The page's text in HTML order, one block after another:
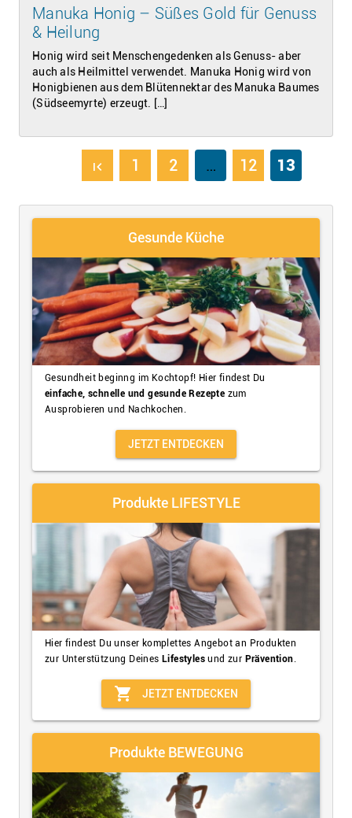
Manuka Honig – Süßes Gold für Genuss
& Heilung
Honig wird seit Menschengedenken als Genuss- aber
auch als Heilmittel verwendet. Manuka Honig wird von
Honigbienen aus dem Blütennektar des Manuka Baumes
(Südseemyrte) erzeugt. […]
first_page 1 2 … 12 13
Gesunde Küche
Gesundheit beginng im Kochtopf! Hier findest Du
einfache, schnelle und gesunde Rezepte zum
Ausprobieren und Nachkochen.
JETZT ENTDECKEN
Produkte LIFESTYLE
Hier findest Du unser komplettes Angebot an Produkten
zur Unterstützung Deines Lifestylesund zur Prävention.
shopping_cart JETZT ENTDECKEN
Produkte BEWEGUNG